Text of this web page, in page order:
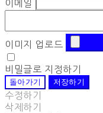
이메일
이미지 업로드
비밀글로 지정하기
돌아가기
저장하기
수정하기
삭제하기